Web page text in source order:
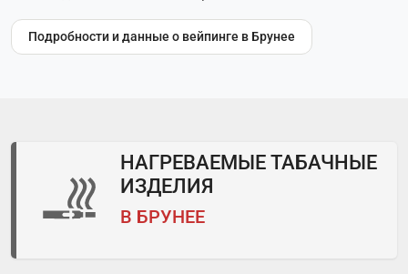
Подробности и данные о вейпинге в Брунее
НАГРЕВАЕМЫЕ ТАБАЧНЫЕ
ИЗДЕЛИЯ
В БРУНЕЕ